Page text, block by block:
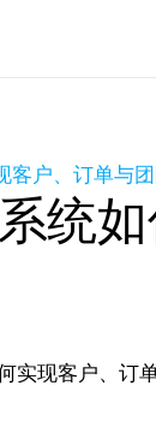
客户、订单与
统